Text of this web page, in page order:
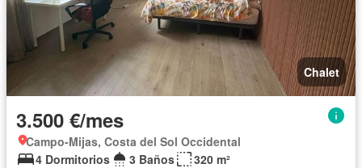
Chalet
3.500 €/mes
Campo-Mijas, Costa del Sol Occidental
4 Dormitorios
3 Baños
320 m²